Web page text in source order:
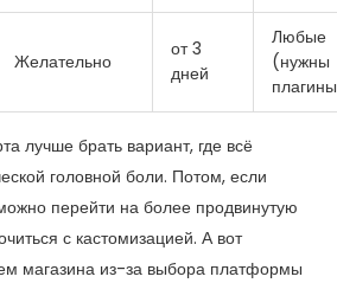
Желательно
от 3
дней
Любые
(нужны
лучше брать вариант, где всё
головной боли. Потом, если
перейти на более продвинутую
с кастомизацией. А вот
магазина из-за выбора платформы